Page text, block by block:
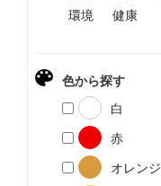
環境
健康
色から探す
白
赤
オレンジ